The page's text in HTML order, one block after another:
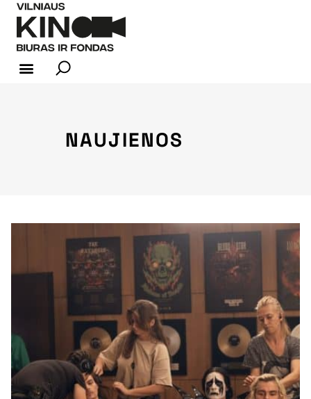
NAUJIENOS